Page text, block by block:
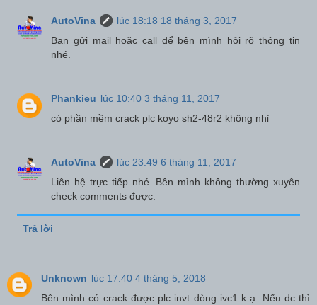
AutoVina
lúc 18:18 18 tháng 3, 2017
Bạn gửi mail hoặc call để bên mình hỏi rõ thông tin
nhé.
Phankieu lúc 10:40 3 tháng 11, 2017
có phần mềm crack plc koyo sh2-48r2 không nhỉ
AutoVina
lúc 23:49 6 tháng 11, 2017
Liên hệ trực tiếp nhé. Bên mình không thường xuyên
check comments được.
Trả lời
Unknown lúc 17:40 4 tháng 5, 2018
Bên mình có crack được plc invt dòng ivc1 k ạ. Nếu dc thì